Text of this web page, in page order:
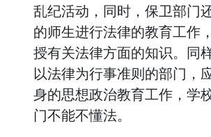
乱纪活动，同时，保卫部门
的师生进行法律的教育工作
授有关法律方面的知识。同
以法律为行事准则的部门，
身的思想政治教育工作，学
门不能不懂法。